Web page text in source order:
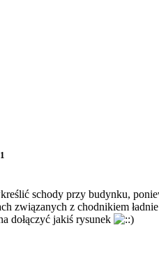
schody przy budynku,
związanych z chodnikiem
dołączyć jakiś rysunek